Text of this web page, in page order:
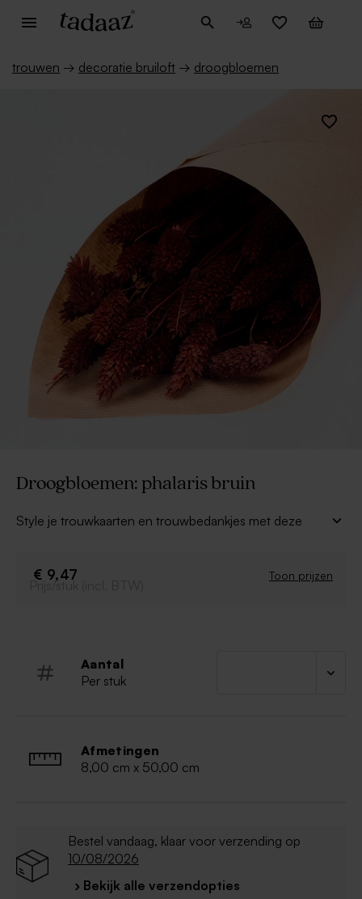
trouwen → decoratie bruiloft → droogbloemen
Droogbloemen: phalaris bruin
Style je trouwkaarten en trouwbedankjes met deze
versieren. De
is een mooie afwerking
€ 9,47 Toon prijzen
Prijs/stuk (incl. BTW)
Aantal
Per stuk
Afmetingen
8,00 cm x 50,00 cm
Bestel vandaag, klaar voor verzending op
10/08/2026
› Bekijk alle verzendopties